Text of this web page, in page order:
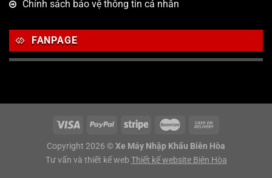
Chính sách bảo vệ thông tin cá nhân
FANPAGE
Copyright 2026 © Xe Máy Nhập Khẩu Biên Hòa
Tư vấn và thiết kế web Thiết kế website Biên Hòa